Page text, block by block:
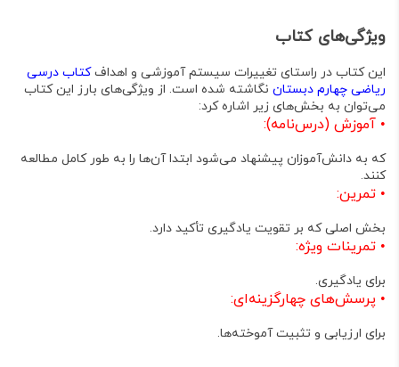
ویژگی‌های کتاب
این کتاب در راستای تغییرات سیستم آموزشی و اهدافکتاب درسی
ریاضی چهارم دبستان نگاشته شده است. از ویژگی‌های بارز این کتاب
می‌توان به بخش‌های زیر اشاره کرد:
• آموزش (درس‌نامه):
که به دانش‌آموزان پیشنهاد می‌شود ابتدا آن‌ها را به طور کامل مطالعه
کنند.
• تمرین:
بخش اصلی که بر تقویت یادگیری تأکید دارد.
• تمرینات ویژه:
برای یادگیری.
• پرسش‌های چهارگزینه‌ای:
برای ارزیابی و تثبیت آموخته‌ها.